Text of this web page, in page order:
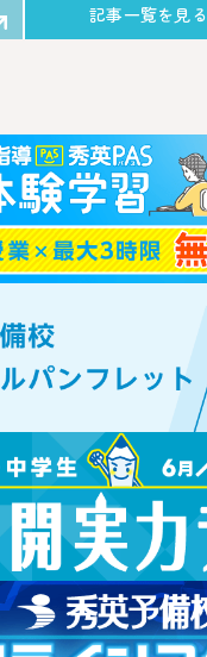
記事一覧を見る